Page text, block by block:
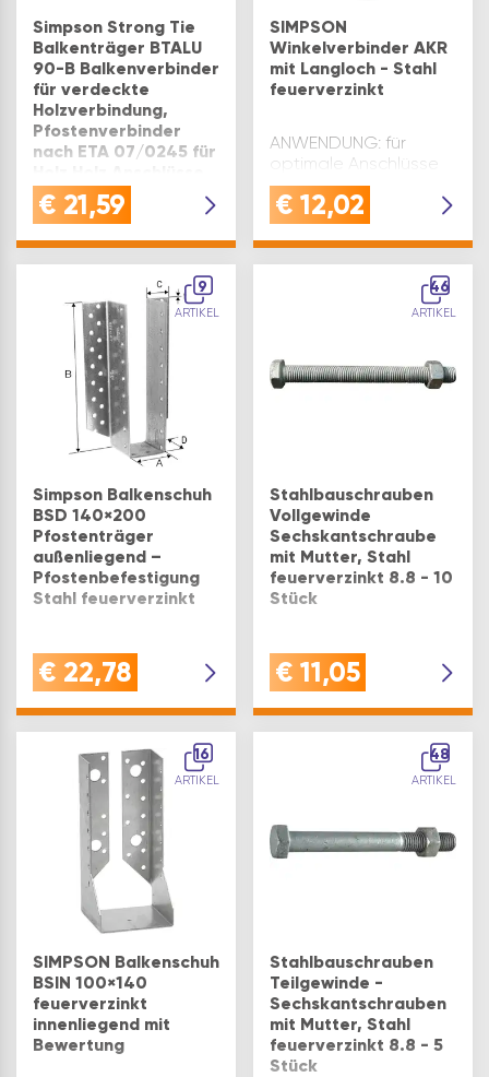
Simpson Strong Tie
Balkenträger BTALU
90-B Balkenverbinder
für verdeckte
Holzverbindung,
Pfostenverbinder
nach ETA 07/0245 für
bis 45 Grad
Größe: 90 mm
€ 21,59
SIMPSON
Winkelverbinder AKR
mit Langloch - Stahl
feuerverzinkt
ANWENDUNG: für
optimale Anschlüsse
zwischen Holz und
anderen Baustoffen
wie zum beispiel
Beton, Mauerwerk
oder
Kammnägel CNA4,0xl
Ankerbolzen/Betonschra…
€ 12,02
9
ARTIKEL
Simpson Balkenschuh
BSD 140×200
Pfostenträger
außenliegend –
Pfostenbefestigung
Stahl feuerverzinkt
Größe: 140x200 mm
€ 22,78
46
ARTIKEL
Stahlbauschrauben
Vollgewinde
Sechskantschraube
mit Mutter, Stahl
feuerverzinkt 8.8 - 10
Stück
GEPRÜFTE
STAHLBAUSCHRAUBE:
diese EN15048-1
Schraube mit 8.8
Festigkeit und Mutter
Anforderungen für
&
WITTERUNGSBESTÄNDIG:
€ 11,05
16
ARTIKEL
SIMPSON Balkenschuh
BSIN 100×140
feuerverzinkt
innenliegend mit
Bewertung
48
ARTIKEL
Stahlbauschrauben
Teilgewinde -
Sechskantschrauben
mit Mutter, Stahl
feuerverzinkt 8.8 - 5
Stück